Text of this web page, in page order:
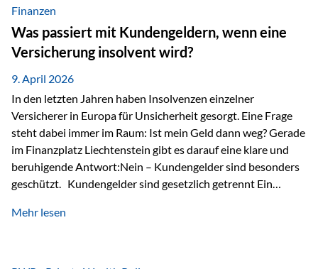
Fokus stehen Unternehmen, deren Börsenkurs unter ihrem
inneren Wert liegt. Neben klassischen
Bewertungskennzahlen werden auch qualitative Faktoren
wie Geschäftsmodell, Wettbewerbsvorteile und
Managementqualität…
Finanzen
Was passiert mit Kundengeldern, wenn eine
Versicherung insolvent wird?
9. April 2026
In den letzten Jahren haben Insolvenzen einzelner
Versicherer in Europa für Unsicherheit gesorgt. Eine Frage
steht dabei immer im Raum: Ist mein Geld dann weg? Gerade
im Finanzplatz Liechtenstein gibt es darauf eine klare und
beruhigende Antwort:Nein – Kundengelder sind besonders
geschützt. Kundengelder sind gesetzlich getrennt Ein
sogenannte Sondermasse. Das bedeutet:Die
Mehr lesen